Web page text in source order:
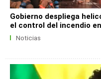
Gobierno despliega
el control del incendio
Noticias